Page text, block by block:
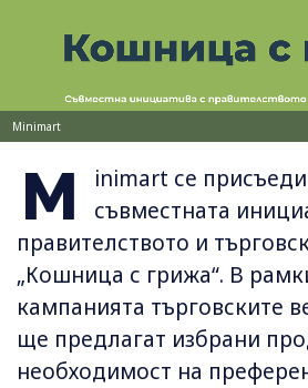
Minimart
M
inimart се
съвместната
правителството и
„Кошница с грижа“. В
кампанията търговските
ще предлагат избрани
необходимост на